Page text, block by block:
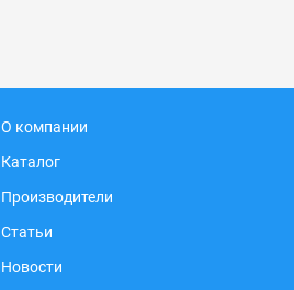
О компании
Каталог
Производители
Статьи
Новости